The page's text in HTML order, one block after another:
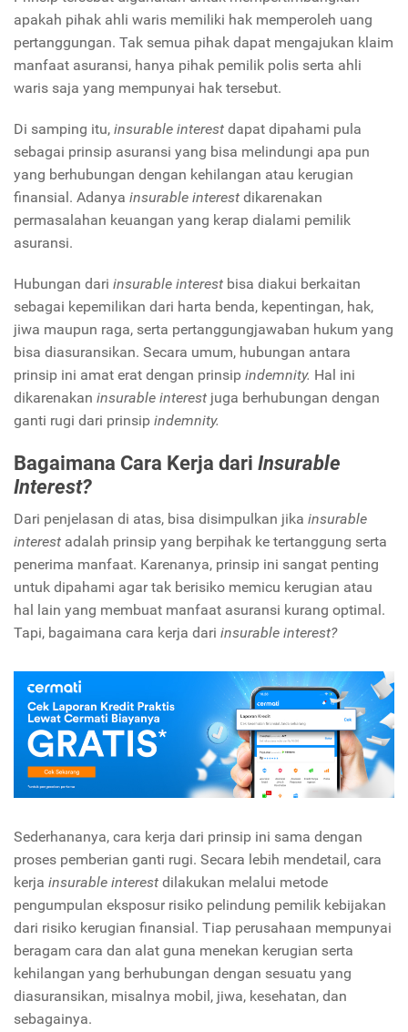
apakah pihak ahli waris memiliki hak memperoleh uang
pertanggungan. Tak semua pihak dapat mengajukan klaim
manfaat asuransi, hanya pihak pemilik polis serta ahli
waris saja yang mempunyai hak tersebut.
Di samping itu, insurable interest dapat dipahami pula
sebagai prinsip asuransi yang bisa melindungi apa pun
yang berhubungan dengan kehilangan atau kerugian
finansial. Adanya insurable interest dikarenakan
permasalahan keuangan yang kerap dialami pemilik
asuransi.
Hubungan dari insurable interest bisa diakui berkaitan
sebagai kepemilikan dari harta benda, kepentingan, hak,
jiwa maupun raga, serta pertanggungjawaban hukum yang
bisa diasuransikan. Secara umum, hubungan antara
prinsip ini amat erat dengan prinsip indemnity. Hal ini
dikarenakan insurable interest juga berhubungan dengan
ganti rugi dari prinsip indemnity.
Bagaimana Cara Kerja dari Insurable
Interest?
Dari penjelasan di atas, bisa disimpulkan jika insurable
interest adalah prinsip yang berpihak ke tertanggung serta
penerima manfaat. Karenanya, prinsip ini sangat penting
untuk dipahami agar tak berisiko memicu kerugian atau
hal lain yang membuat manfaat asuransi kurang optimal.
Tapi, bagaimana cara kerja dari insurable interest?
Sederhananya, cara kerja dari prinsip ini sama dengan
proses pemberian ganti rugi. Secara lebih mendetail, cara
kerja insurable interest dilakukan melalui metode
pengumpulan eksposur risiko pelindung pemilik kebijakan
dari risiko kerugian finansial. Tiap perusahaan mempunyai
beragam cara dan alat guna menekan kerugian serta
kehilangan yang berhubungan dengan sesuatu yang
diasuransikan, misalnya mobil, jiwa, kesehatan, dan
sebagainya.